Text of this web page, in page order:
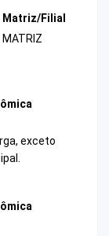
Matriz/Filial
MATRIZ
exceto